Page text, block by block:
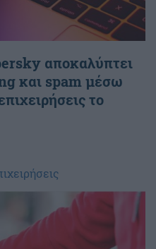
αποκαλύπτει
και spam μέσω
το